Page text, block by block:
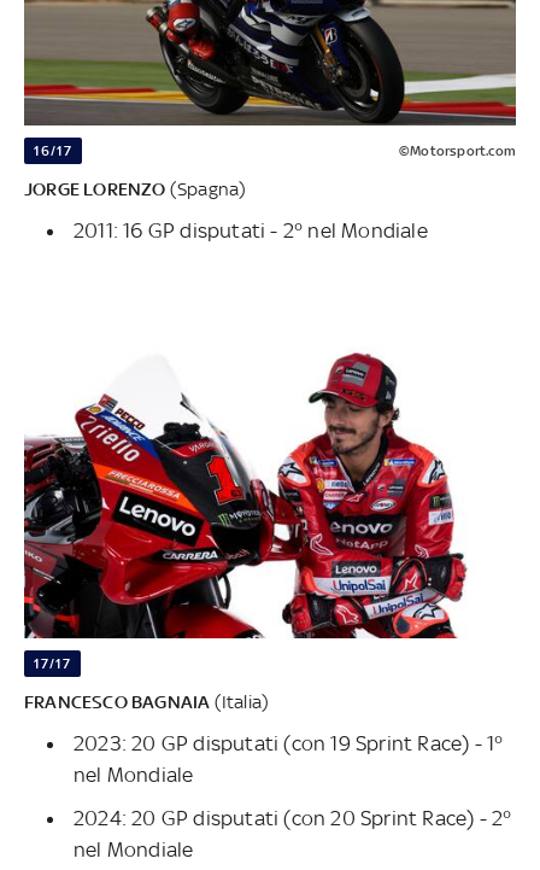
16/17 ©Motorsport.com
JORGE LORENZO (Spagna)
2011: 16 GP disputati - 2° nel Mondiale
17/17
FRANCESCO BAGNAIA (Italia)
2023: 20 GP disputati (con 19 Sprint Race) - 1°
nel Mondiale
2024: 20 GP disputati (con 20 Sprint Race) - 2°
nel Mondiale